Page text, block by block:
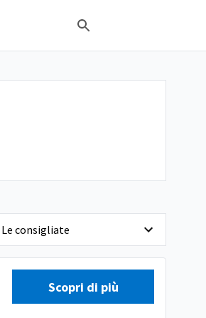
Scopri di più